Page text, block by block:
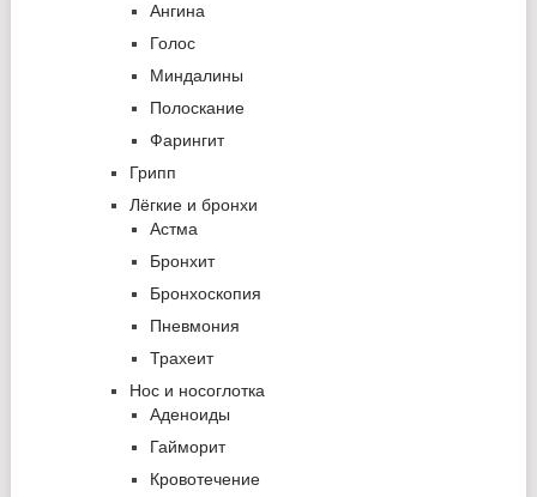
Ангина
Голос
Миндалины
Полоскание
Фарингит
Грипп
Лёгкие и бронхи
Астма
Бронхит
Бронхоскопия
Пневмония
Трахеит
Нос и носоглотка
Аденоиды
Гайморит
Кровотечение